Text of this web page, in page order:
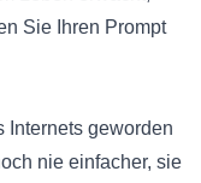
Sie Ihren Prompt
Internets geworden
nie einfacher, sie